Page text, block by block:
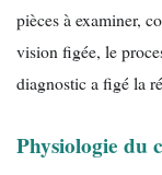
pièces à examiner,
vision figée, le
diagnostic a figé la
Physiologie du